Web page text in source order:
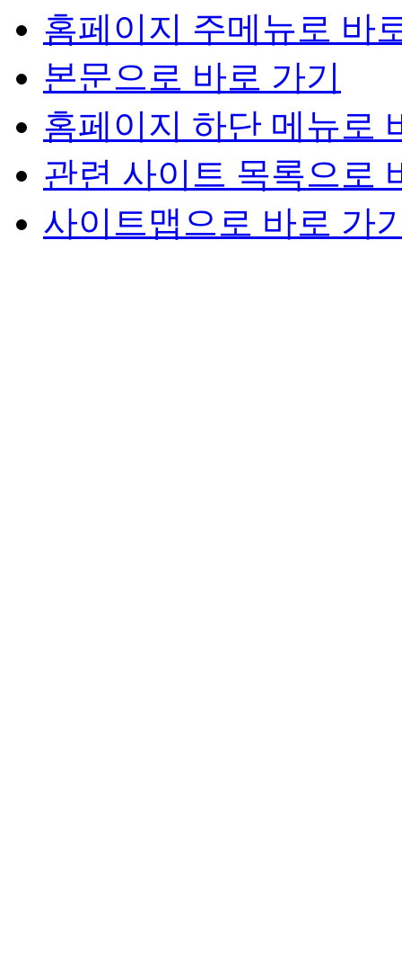
홈페이지 주메뉴로 바
본문으로 바로 가기
홈페이지 하단 메뉴로
관련 사이트 목록으로
사이트맵으로 바로 가